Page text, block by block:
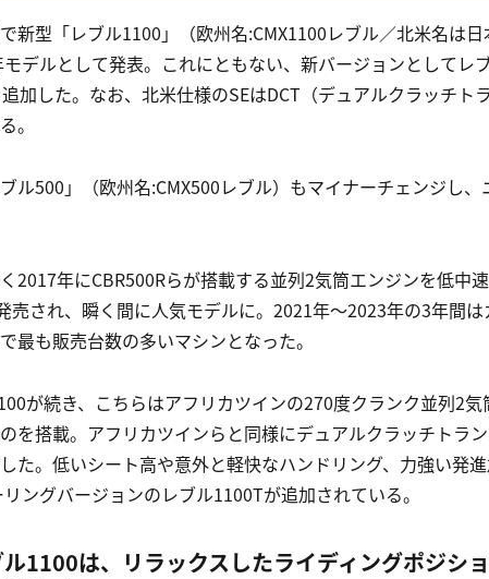
新型「レブル1100」（欧州名:CMX1100レブル／北米名は
デルとして発表。これにともない、新バージョンとしてレ
加した。なお、北米仕様のSEはDCT（デュアルクラッチト
。
ル500」（欧州名:CMX500レブル）もマイナーチェンジし
2017年にCBR500Rらが搭載する並列2気筒エンジンを低中
売され、瞬く間に人気モデルに。2021年～2023年の3年間
最も販売台数の多いマシンとなった。
が続き、こちらはアフリカツインの270度クランク並列2
を搭載。アフリカツインらと同様にデュアルクラッチトラン
た。低いシート高や意外と軽快なハンドリング、力強い発進
ングバージョンのレブル1100Tが追加されている。
1100は、リラックスしたライディングポジシ